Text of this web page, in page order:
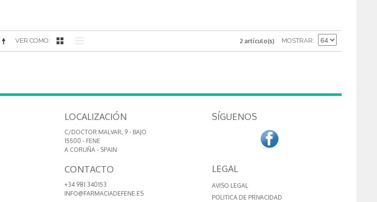
VER COMO 2 artículo(s) MOSTRAR
LOCALIZACIÓN
C/DOCTOR MALVAR, 9 - BAJO
15500 - FENE
A CORUÑA - SPAIN
CONTACTO
+34 981 340153
INFO@FARMACIADEFENE.ES
SÍGUENOS
LEGAL
AVISO LEGAL
POLITICA DE PRIVACIDAD